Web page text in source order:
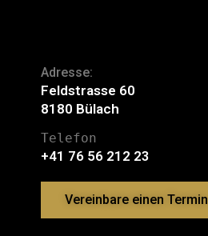
Adresse:
Feldstrasse 60
8180 Bülach
Telefon
+41 76 56 212 23
Vereinbare einen Termin